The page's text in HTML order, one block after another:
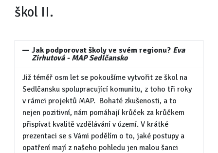
škol II.
Jak podporovat školy ve svém regionu? Eva
Zirhutová - MAP Sedlčansko
Již téměř osm let se pokoušíme vytvořit ze škol na
Sedlčansku spolupracující komunitu, z toho tři roky
v rámci projektů MAP. Bohaté zkušenosti, a to
nejen pozitivní, nám pomáhají krůček za krůčkem
přispívat kvalitě vzdělávání v území. V krátké
prezentaci se s Vámi podělím o to, jaké postupy a
opatření mají z našeho pohledu jen malou šanci